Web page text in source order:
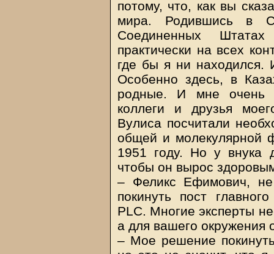
потому, что, как вы
мира. Родившись в
Соединенных
практически на всех
где бы я ни находился.
Особенно здесь, в
родные. И мне очень
коллеги и друзья
Вулиса посчитали
общей и молекулярной
1951 году. Но у внука
чтобы он вырос
– Феликс Ефимович,
покинуть пост
PLC. Многие эксперты
а для вашего
– Мое решение